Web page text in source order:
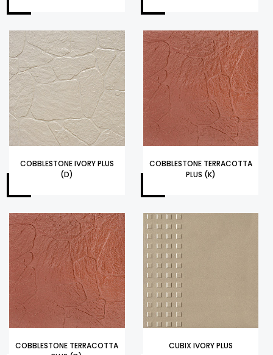
COBBLESTONE IVORY PLUS
(D)
COBBLESTONE TERRACOTTA
PLUS (K)
COBBLESTONE TERRACOTTA
CUBIX IVORY PLUS